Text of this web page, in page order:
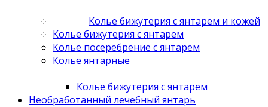
Колье бижутерия с янтарем и кожей
Колье бижутерия с янтарем
Колье посеребрение с янтарем
Колье янтарные
Колье бижутерия с янтарем
Необработанный лечебный янтарь